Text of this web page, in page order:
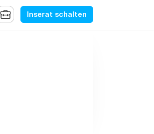
Inserat schalten